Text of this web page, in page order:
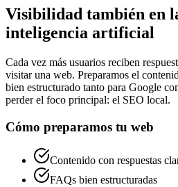
Visibilidad también en
inteligencia artificial
Cada vez más usuarios reciben
visitar una web. Preparamos el
bien estructurado tanto para Google
perder el foco principal: el SEO local.
Cómo preparamos tu web
Contenido con respuestas
FAQs bien estructuradas